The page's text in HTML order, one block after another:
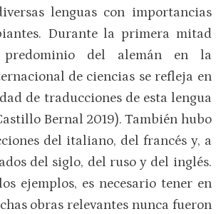
lenguas con importancias
Durante la primera mitad
del alemán en la
de ciencias se refleja en
de traducciones de esta lengua
Bernal 2019). También hubo
del italiano, del francés y, a
del siglo, del ruso y del inglés.
ejemplos, es necesario tener en
obras relevantes nunca fueron